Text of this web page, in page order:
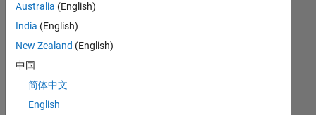
keine
offenen
Stellen
können,
die
Ihren
Australia (English)
India (English)
New Zealand (English)
中国
简体中文
English